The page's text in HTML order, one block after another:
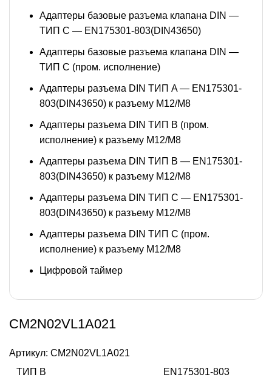
Адаптеры базовые разъема клапана DIN —
ТИП C — EN175301-803(DIN43650)
Адаптеры базовые разъема клапана DIN —
ТИП C (пром. исполнение)
Адаптеры разъема DIN ТИП A — EN175301-
803(DIN43650) к разъему M12/M8
Адаптеры разъема DIN ТИП B (пром.
исполнение) к разъему M12/M8
Адаптеры разъема DIN ТИП B — EN175301-
803(DIN43650) к разъему M12/M8
Адаптеры разъема DIN ТИП C — EN175301-
803(DIN43650) к разъему M12/M8
Адаптеры разъема DIN ТИП C (пром.
исполнение) к разъему M12/M8
Цифровой таймер
CM2N02VL1A021
Артикул: CM2N02VL1A021
ТИП В
EN175301-803